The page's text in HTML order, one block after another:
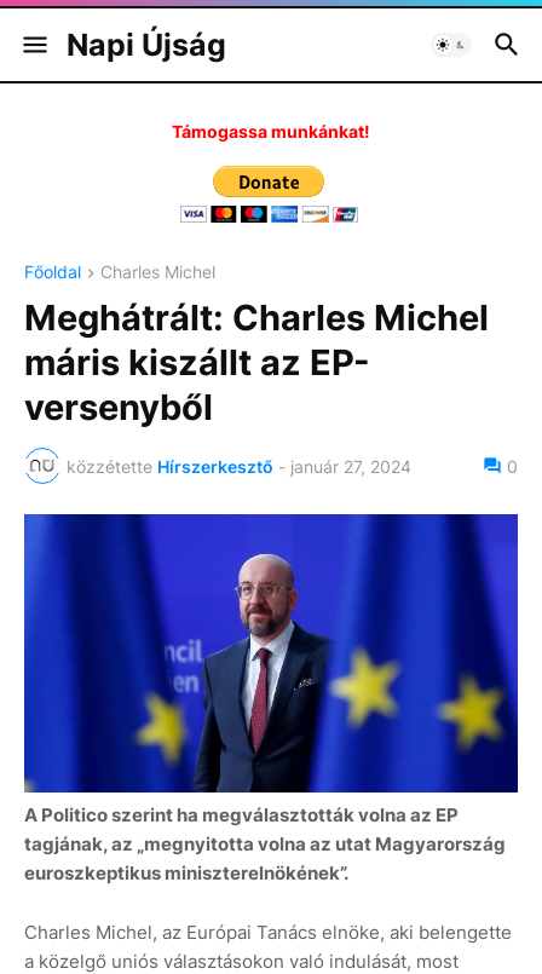
Napi Újság
Támogassa munkánkat!
Főoldal Charles Michel
Meghátrált: Charles Michel
máris kiszállt az EP-
versenyből
közzétette Hírszerkesztő - január 27, 2024 0
A Politico szerint ha megválasztották volna az EP
tagjának, az „megnyitotta volna az utat Magyarország
euroszkeptikus miniszterelnökének”.
Charles Michel, az Európai Tanács elnöke, aki belengette
a közelgő uniós választásokon való indulását, most